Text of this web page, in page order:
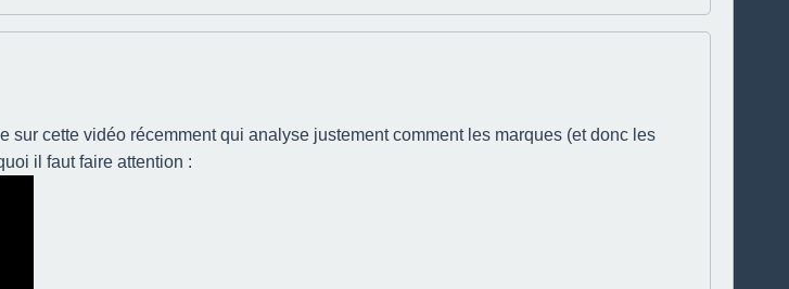
cette vidéo récemment qui analyse justement comment les marques (et donc les
il faut faire attention :